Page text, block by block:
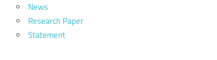
News
Research Paper
Statement